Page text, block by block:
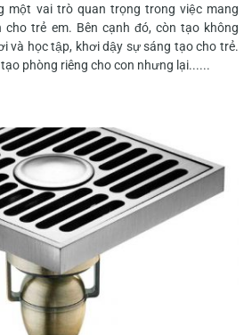
một vai trò quan trọng trong việc mang
cho trẻ em. Bên cạnh đó, còn tạo không
và học tập, khơi dậy sự sáng tạo cho trẻ.
phòng riêng cho con nhưng lại......